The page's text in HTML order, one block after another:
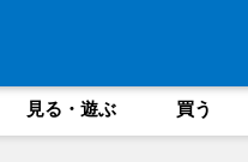
見る・遊ぶ 買う